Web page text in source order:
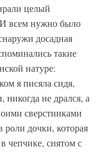
целый
всем нужно было
досадная
такие
натуре:
я писяла сидя,
не дрался, а
сверстниками
роли дочки, которая
чепчике, снятом с